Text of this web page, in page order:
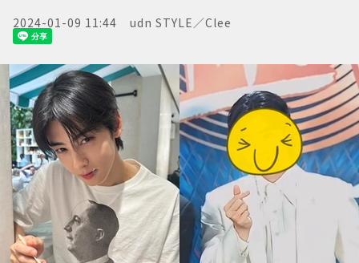
2024-01-09 11:44 udn STYLE／Clee